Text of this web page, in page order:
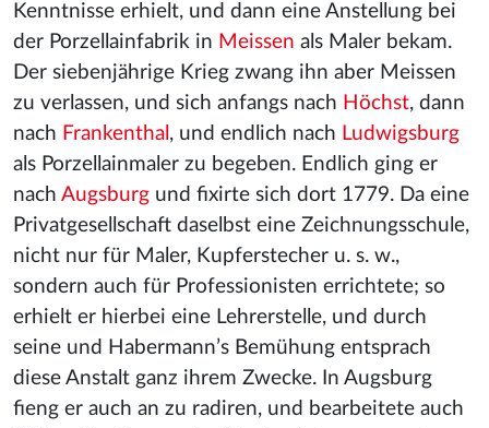
Kenntnisse erhielt, und dann eine Anstellung bei
der Porzellainfabrik in Meissen als Maler bekam.
Der siebenjährige Krieg zwang ihn aber Meissen
zu verlassen, und sich anfangs nach Höchst, dann
nach Frankenthal , und endlich nach Ludwigsburg
als Porzellainmaler zu begeben. Endlich ging er
nach Augsburg und fixirte sich dort 1779. Da eine
Privatgesellschaft daselbst eine Zeichnungsschule,
nicht nur für Maler, Kupferstecher u. s. w.,
sondern auch für Professionisten errichtete; so
erhielt er hierbei eine Lehrerstelle, und durch
seine und Habermann’s Bemühung entsprach
diese Anstalt ganz ihrem Zwecke. In Augsburg
fieng er auch an zu radiren, und bearbeitete auch